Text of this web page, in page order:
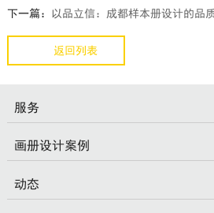
下一篇：
以品立信：成都样本册设计的品
返回列表
服务
画册设计案例
动态